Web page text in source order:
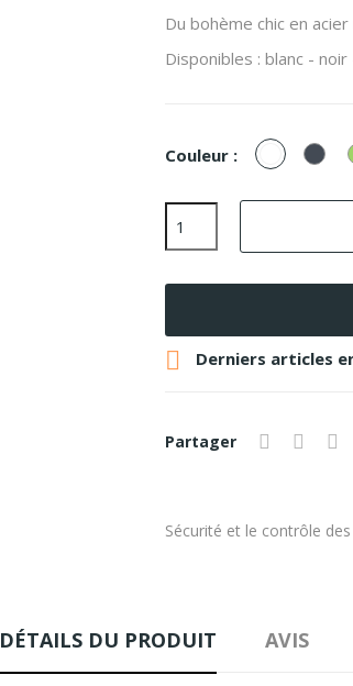
Du bohème chic en
Disponibles : blanc -
Couleur : Blanc Noir
 Derniers articles
Partager
Sécurité et le contrôle
DÉTAILS DU PRODUIT AVIS